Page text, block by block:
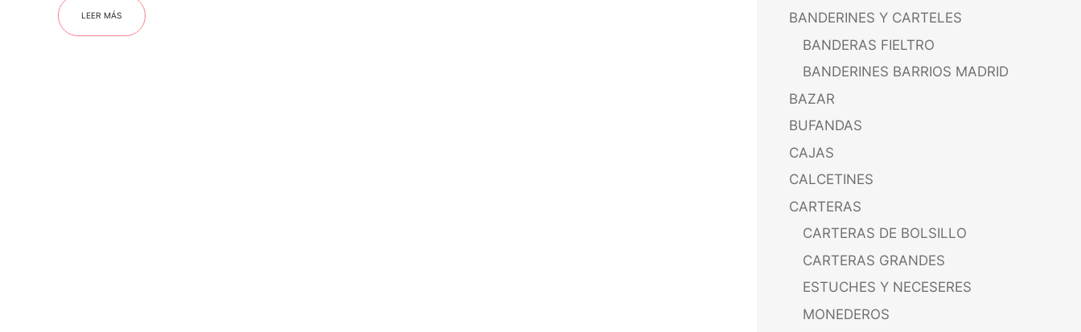
LEER MÁS
BANDERINES Y CARTELES
BANDERAS FIELTRO
BANDERINES BARRIOS MADRID
BAZAR
BUFANDAS
CAJAS
CALCETINES
CARTERAS
CARTERAS DE BOLSILLO
CARTERAS GRANDES
ESTUCHES Y NECESERES
MONEDEROS